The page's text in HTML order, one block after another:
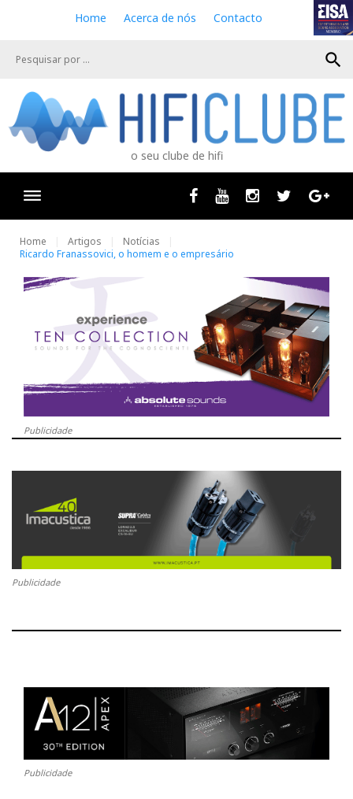
e
Home Acerca de nós Contacto
search
o seu clube de hifi
Facebook
Youtube InstagramTwitter
Home Artigos
Notícias
Ricardo Franassovici, o homem e o empresário
Publicidade
Publicidade
Publicidade